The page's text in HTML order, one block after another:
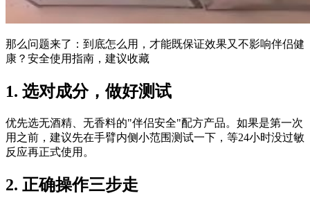
那么问题来了：到底怎么用，才能既保证效果又不影响伴侣健
康？安全使用指南，建议收藏
1. 选对成分，做好测试
优先选无酒精、无香料的"伴侣安全"配方产品。如果是第一次
用之前，建议先在手臂内侧小范围测试一下，等24小时没过敏
反应再正式使用。
2. 正确操作三步走